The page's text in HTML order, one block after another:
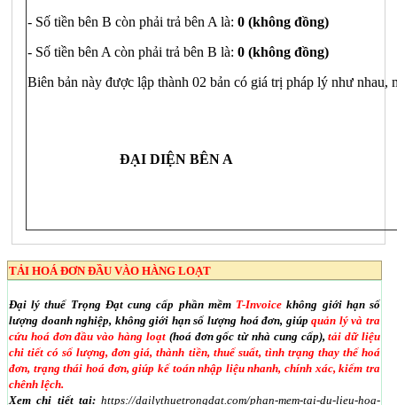
- Số tiền bên B còn phải trả bên A là: 0 (không đồng)
- Số tiền bên A còn phải trả bên B là: 0 (không đồng)
Biên bản này được lập thành 02 bản có giá trị pháp lý như nhau,
ĐẠI DIỆN BÊN A
TẢI HOÁ ĐƠN ĐẦU VÀO HÀNG LOẠT
Đại lý thuế Trọng Đạt cung cấp phần mềm T-Invoice không giới hạn số
lượng doanh nghiệp, không giới hạn số lượng hoá đơn, giúpquản lý và tra
cứu hoá đơn đầu vào hàng loạt(hoá đơn gốc từ nhà cung cấp),tải dữ liệu
chi tiết có số lượng, đơn giá, thành tiền, thuế suất, tình trạng thay thế hoá
đơn, trạng thái hoá đơn, giúp kế toán nhập liệu nhanh, chính xác, kiểm tra
chênh lệch.
Xem chi tiết tại: https://dailythuetrongdat.com/phan-mem-tai-du-lieu-hoa-